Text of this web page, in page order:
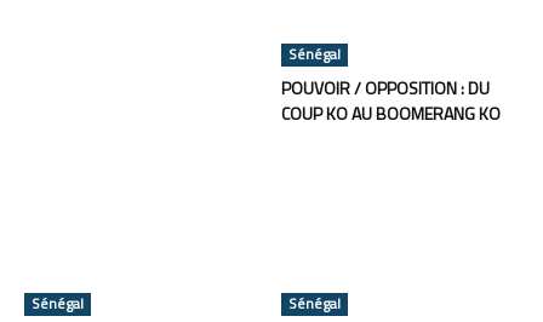
Sénégal
POUVOIR / OPPOSITION : DU
COUP KO AU BOOMERANG KO
Sénégal Sénégal